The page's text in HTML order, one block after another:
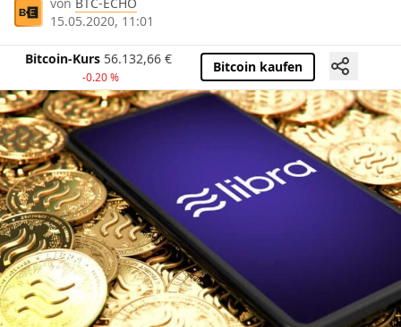
15.05.2020, 11:01
Bitcoin-Kurs 56.132,66 €
-0.20 %
Bitcoin kaufen